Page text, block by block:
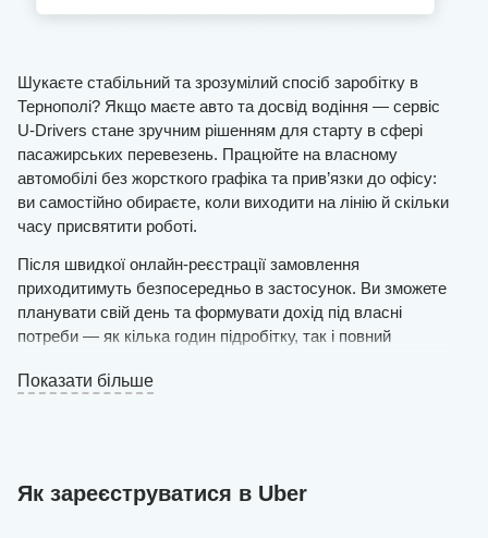
Шукаєте стабільний та зрозумілий спосіб заробітку в
Тернополі? Якщо маєте авто та досвід водіння — сервіс
U-Drivers стане зручним рішенням для старту в сфері
пасажирських перевезень. Працюйте на власному
автомобілі без жорсткого графіка та прив’язки до офісу:
ви самостійно обираєте, коли виходити на лінію й скільки
часу присвятити роботі.
Після швидкої онлайн-реєстрації замовлення
приходитимуть безпосередньо в застосунок. Ви зможете
планувати свій день та формувати дохід під власні
потреби — як кілька годин підробітку, так і повний
Вимоги прості: автомобіль з українською реєстрацією,
Залиште заявку на сайті — і вже того ж дня, після
схвалення, зможете виїхати на маршрут. Наші
Показати більше
Як зареєструватися в Uber